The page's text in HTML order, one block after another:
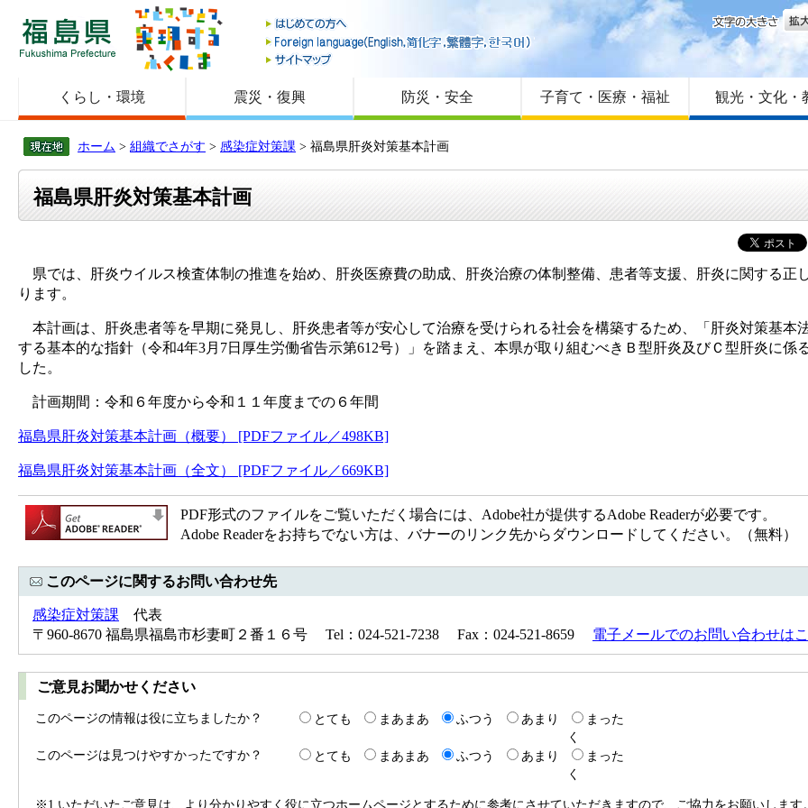
福島県
はじめての方へ
Foreign language
サイトマップ
文字
くらし・環境 震災・復興 防災・安全 子育て・医療・福祉 観光・文化・
ホーム > 組織でさがす > 感染症対策課 > 福島県肝炎対策基本計画
福島県肝炎対策基本計画
県では、肝炎ウイルス検査体制の推進を始め、肝炎医療費の助成、肝炎治療の体制整備、患者等支援、肝炎に関する正
ります。
本計画は、肝炎患者等を早期に発見し、肝炎患者等が安心して治療を受けられる社会を構築するため、「肝炎対策基本
する基本的な指針（令和4年3月7日厚生労働省告示第612号）」を踏まえ、本県が取り組むべきＢ型肝炎及びＣ型肝炎に
した。
計画期間：令和６年度から令和１１年度までの６年間
福島県肝炎対策基本計画（概要） [PDFファイル／498KB]
福島県肝炎対策基本計画（全文） [PDFファイル／669KB]
PDF形式のファイルをご覧いただく場合には、Adobe社が提供するAdobe Readerが必要です。
Adobe Readerをお持ちでない方は、バナーのリンク先からダウンロードしてください。（無料）
このページに関するお問い合わせ先
感染症対策課 代表
〒960-8670 福島県福島市杉妻町２番１６号 Tel：024-521-7238 Fax：024-521-8659 電子メールでのお問い合わせは
ご意見お聞かせください
このページの情報は役に立ちましたか？ とても まあまあ ふつう あまり
まった
く
このページは見つけやすかったですか？
とても まあまあ ふつう あまり
まった
く
※1 いただいたご意見は、より分かりやすく役に立つホームページとするために参考にさせていただきますので、ご協力をお願いします